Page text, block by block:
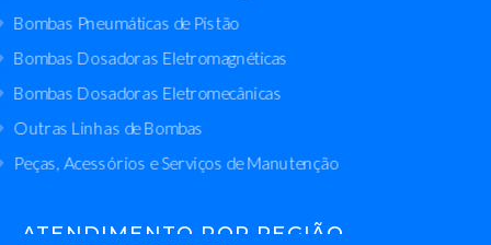
Bombas Pneumáticas de Pistão
Bombas Dosadoras Eletromagnéticas
Bombas Dosadoras Eletromecânicas
Outras Linhas de Bombas
Peças, Acessórios e Serviços de Manutenção
ATENDIMENTO POR REGIÃO